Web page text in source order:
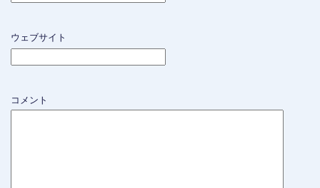
ウェブサイト
コメント